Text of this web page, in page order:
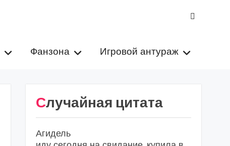
Фанзона Игровой антураж
Случайная цитата
Агидель